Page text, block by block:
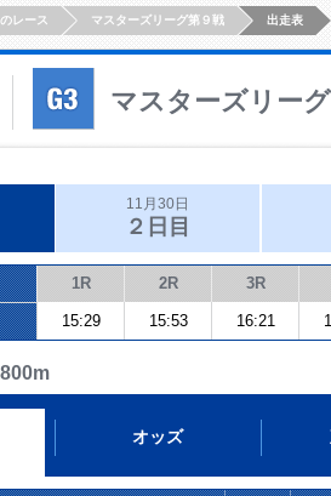
レース マスターズリーグ第９戦 出走表
マスターズリー
11月30日
２日目
1R 2R 3R
15:29 15:53 16:21
オッズ